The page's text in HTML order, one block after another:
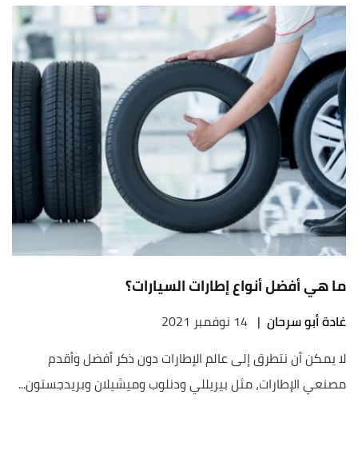
ما هي أفضل أنواع إطارات السيارات؟
غادة أبو سرحان | 14 نوفمبر 2021
لا يمكن أن نتطرق إلى عالم الإطارات دون ذكر أفضل وأقدم
مصنعي الإطارات، مثل بيريللي ودنلوب وميشيلان وبريدجستون...